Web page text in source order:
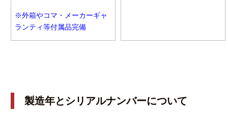
※外箱やコマ・メーカーギャ
ランティ等付属品完備
製造年とシリアルナンバーについて